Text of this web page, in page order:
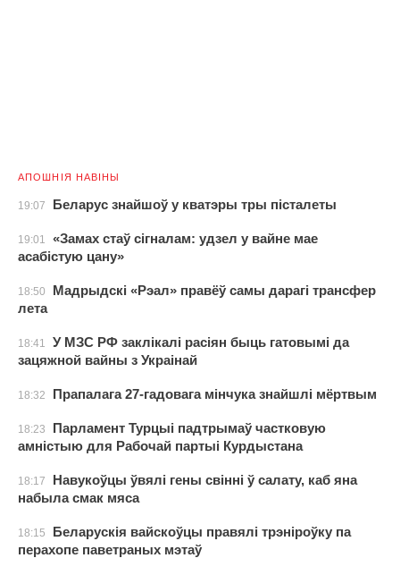
АПОШНІЯ НАВІНЫ
19:07 Беларус знайшоў у кватэры тры пісталеты
19:01
«Замах стаў сігналам: удзел у вайне мае
асабістую цану»
18:50
Мадрыдскі «Рэал» правёў самы дарагі трансфер
лета
18:41
У МЗС РФ заклікалі расіян быць гатовымі да
зацяжной вайны з Украінай
18:32 Прапалага 27-гадовага мінчука знайшлі мёртвым
18:23
Парламент Турцыі падтрымаў частковую
амністыю для Рабочай партыі Курдыстана
18:17
Навукоўцы ўвялі гены свінні ў салату, каб яна
набыла смак мяса
18:15
Беларускія вайскоўцы правялі трэніроўку па
перахопе паветраных мэтаў